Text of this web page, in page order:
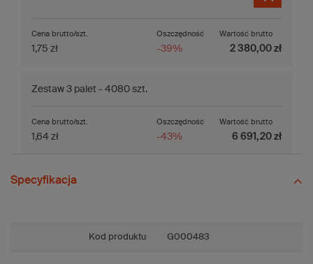
Oszczędność
-39%
Cena brutto/szt.
1,75 zł
Wartość brutto
2 380,00 zł
Zestaw 3 palet - 4080 szt.
Oszczędność
-43%
Cena brutto/szt.
1,64 zł
Wartość brutto
6 691,20 zł
Specyfikacja
Kod produktu G000483